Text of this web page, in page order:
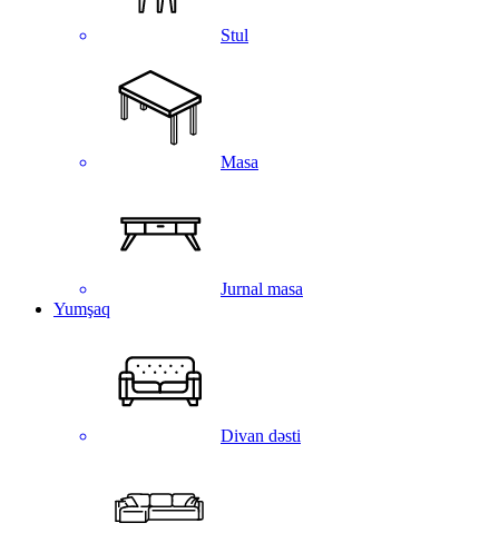
Stul
Masa
Jurnal masa
Yumşaq
Divan dəsti